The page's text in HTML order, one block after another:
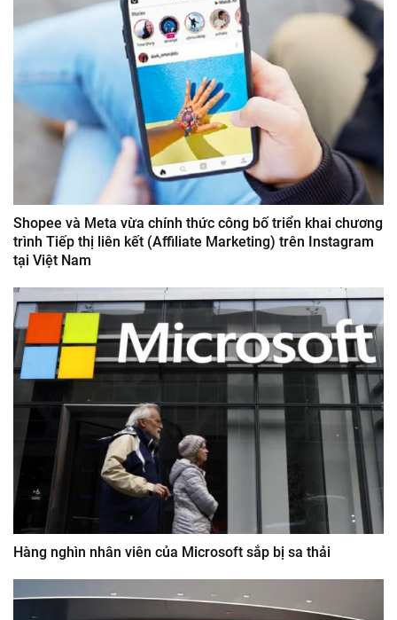
Shopee và Meta vừa chính thức công bố triển khai chương
trình Tiếp thị liên kết (Affiliate Marketing) trên Instagram
tại Việt Nam
Hàng nghìn nhân viên của Microsoft sắp bị sa thải